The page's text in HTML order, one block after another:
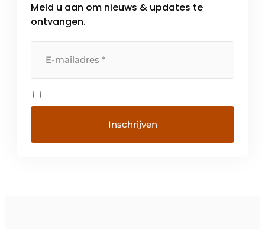
Meld u aan om nieuws & updates te
ontvangen.